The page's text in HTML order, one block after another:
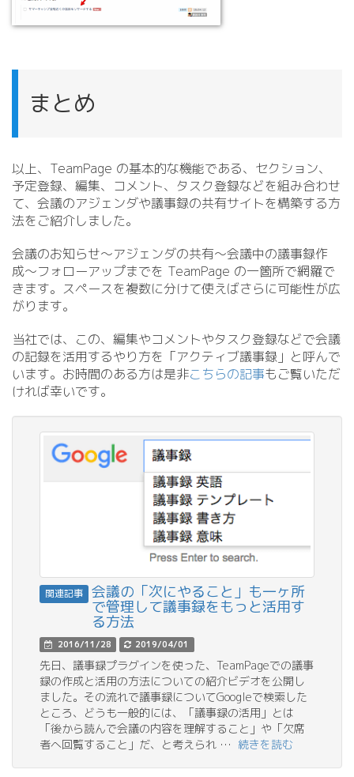
まとめ
以上、TeamPage の基本的な機能である、セクション、
予定登録、編集、コメント、タスク登録などを組み合わせ
て、会議のアジェンダや議事録の共有サイトを構築する方
法をご紹介しました。
会議のお知らせ〜アジェンダの共有〜会議中の議事録作
成〜フォローアップまでを TeamPage の一箇所で網羅で
きます。スペースを複数に分けて使えばさらに可能性が広
がります。
当社では、この、編集やコメントやタスク登録などで会議
の記録を活用するやり方を「アクティブ議事録」と呼んで
います。お時間のある方は是非こちらの記事もご覧いただ
ければ幸いです。
関連記事 会議の「次にやること」も一ヶ所
で管理して議事録をもっと活用す
る方法
2016/11/28 2019/04/01
先日、議事録プラグインを使った、TeamPageでの議事
録の作成と活用の方法についての紹介ビデオを公開し
ました。その流れで議事録についてGoogleで検索した
ところ、どうも一般的には、「議事録の活用」とは
「後から読んで会議の内容を理解すること」や「欠席
者へ回覧すること」だ、と考えられ … 続きを読む